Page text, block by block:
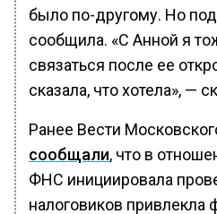
было по-другому. Но
сообщила. «С Анной я
связаться после ее
сказала, что хотела», —
Ранее Вести
сообщали, что в
ФНС инициировала
налоговиков привлекла